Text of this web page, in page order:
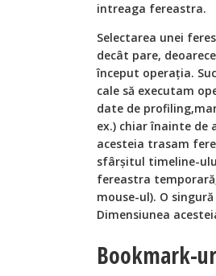
intreaga fereastra.
Selectarea unei
decât pare,
început operaţia.
cale să executam
date de
ex.) chiar înainte de
acesteia trasam
sfârșitul timeline-
fereastra
mouse-ul). O
Dimensiunea
Bookmark-